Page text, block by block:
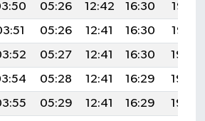
05:26 12:42 16:30
19:47
05:26 12:41 16:30
19:47
05:27 12:41 16:30
19:46
05:28 12:41 16:29
19:45
05:29 12:41 16:29
19:44